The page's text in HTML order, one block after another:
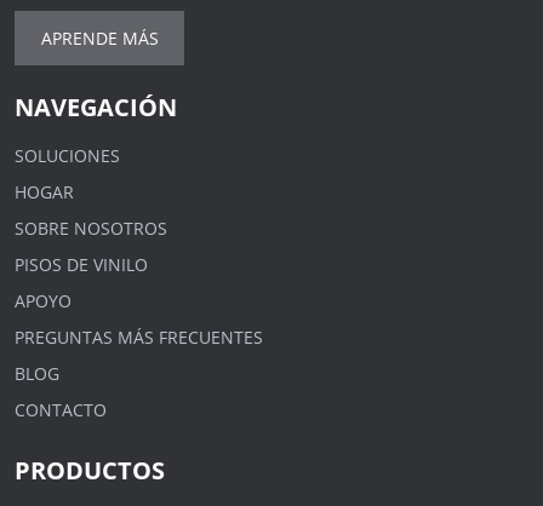
APRENDE MÁS
NAVEGACIÓN
SOLUCIONES
HOGAR
SOBRE NOSOTROS
PISOS DE VINILO
APOYO
PREGUNTAS MÁS FRECUENTES
BLOG
CONTACTO
PRODUCTOS